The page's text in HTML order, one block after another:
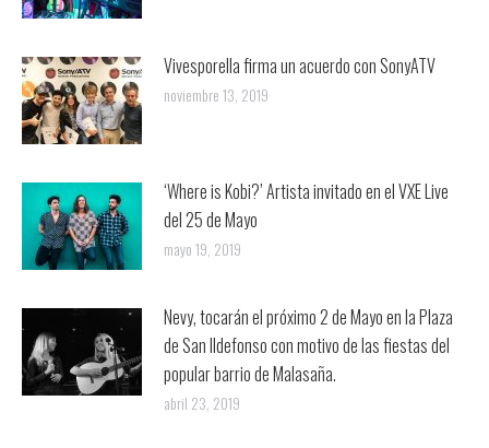
Vivesporella firma un acuerdo con SonyATV
noviembre 13, 2019
‘Where is Kobi?’ Artista invitado en el VXE Live
del 25 de Mayo
mayo 19, 2019
Nevy, tocarán el próximo 2 de Mayo en la Plaza
de San Ildefonso con motivo de las fiestas del
popular barrio de Malasaña.
abril 23, 2019